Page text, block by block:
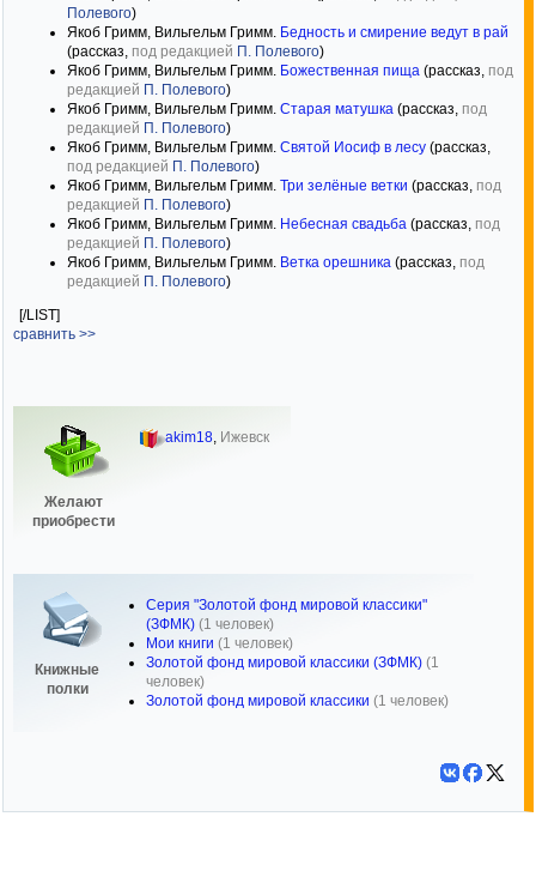
Полевого)
Якоб Гримм, Вильгельм Гримм. Бедность и смирение ведут в рай
(рассказ, под редакцией П. Полевого)
Якоб Гримм, Вильгельм Гримм. Божественная пища (рассказ, под
редакцией П. Полевого)
Якоб Гримм, Вильгельм Гримм. Старая матушка (рассказ, под
редакцией П. Полевого)
Якоб Гримм, Вильгельм Гримм. Святой Иосиф в лесу (рассказ,
под редакцией П. Полевого)
Якоб Гримм, Вильгельм Гримм. Три зелёные ветки (рассказ, под
редакцией П. Полевого)
Якоб Гримм, Вильгельм Гримм. Небесная свадьба (рассказ, под
редакцией П. Полевого)
Якоб Гримм, Вильгельм Гримм. Ветка орешника (рассказ, под
редакцией П. Полевого)
[/LIST]
сравнить >>
Желают
приобрести
akim18, Ижевск
Книжные
полки
Серия "Золотой фонд мировой классики"
(ЗФМК) (1 человек)
Мои книги (1 человек)
Золотой фонд мировой классики (ЗФМК) (1
человек)
Золотой фонд мировой классики (1 человек)